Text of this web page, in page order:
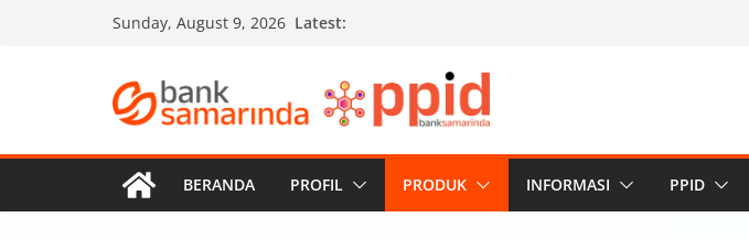
Sunday, August 9, 2026 Latest:
BERANDA PROFIL PRODUK INFORMASI PPID